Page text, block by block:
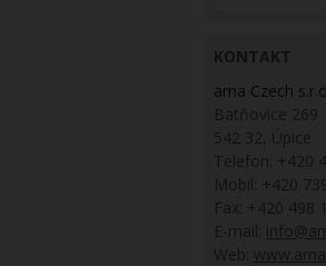
KONTAKT
ama Czech
Batňovice 269
542 32, Úpice
Telefon: +420
Mobil: +420
Fax: +420 498
E-mail:
Web: